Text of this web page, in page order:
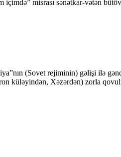
misrası sənətkar-vətən
(Sovet rejiminin) gəlişi ilə
küləyindən, Xəzərdən) zorla